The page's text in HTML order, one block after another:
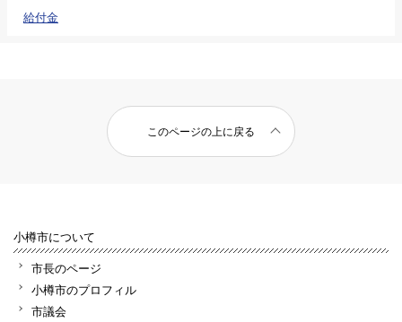
給付金
このページの上に戻る
小樽市について
市長のページ
小樽市のプロフィル
市議会